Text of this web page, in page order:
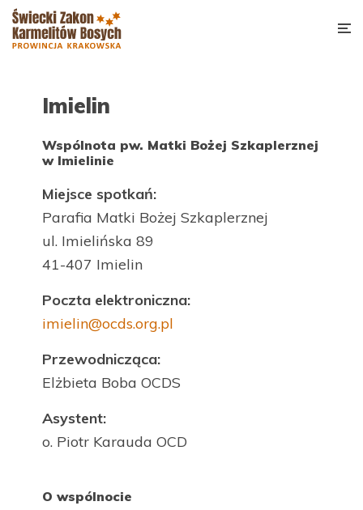
Imielin
Wspólnota pw. Matki Bożej Szkaplerznej
w Imielinie
Miejsce spotkań:
Parafia Matki Bożej Szkaplerznej
ul. Imielińska 89
41-407 Imielin
Poczta elektroniczna:
imielin@ocds.org.pl
Przewodnicząca:
Elżbieta Boba OCDS
Asystent:
o. Piotr Karauda OCD
O wspólnocie